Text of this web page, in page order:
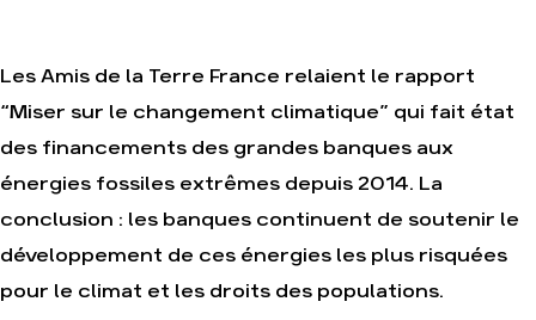
Agir
terrain
Agir au quotidien
Soutenir les
Nos
thématiques
Climat – Énergie
Surproduction
Agriculture
Finance
Les Amis de la Terre France relaient le rapport
“Miser sur le changement climatique” qui fait état
des financements des grandes banques aux
énergies fossiles extrêmes depuis 2014. La
conclusion : les banques continuent de soutenir le
développement de ces énergies les plus risquées
pour le climat et les droits des populations.